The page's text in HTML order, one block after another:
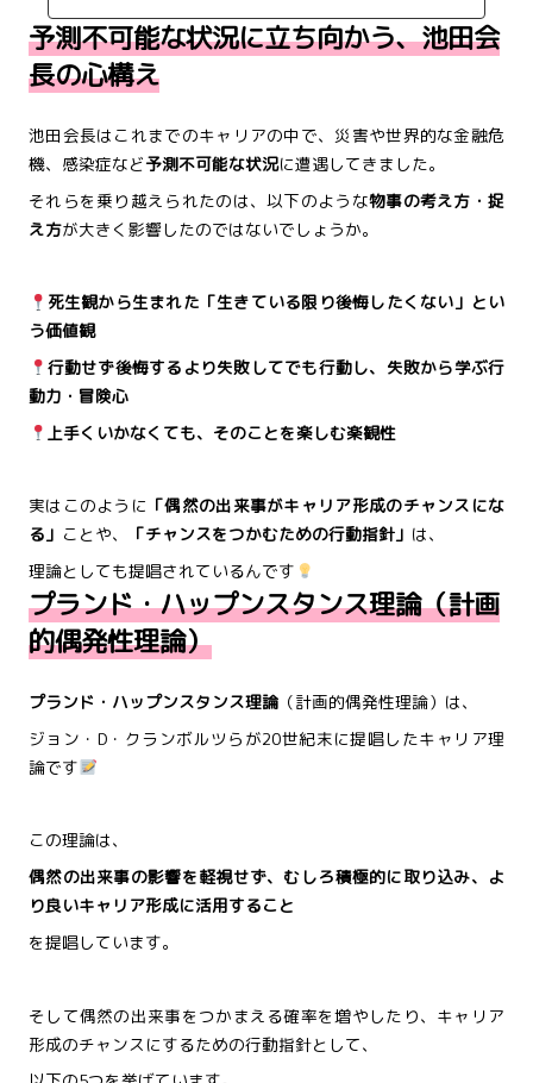
予測不可能な状況に立ち向かう、池田会
長の心構え
池田会長はこれまでのキャリアの中で、災害や世界的な金融危
機、感染症など予測不可能な状況に遭遇してきました。
それらを乗り越えられたのは、以下のような物事の考え方・捉
え方が大きく影響したのではないでしょうか。
死生観から生まれた「生きている限り後悔したくない」とい
う価値観
行動せず後悔するより失敗してでも行動し、失敗から学ぶ行
動力・冒険心
上手くいかなくても、そのことを楽しむ楽観性
実はこのように 「偶然の出来事がキャリア形成のチャンスにな
る」 ことや、 「チャンスをつかむための行動指針」 は、
理論としても提唱されているんです
プランド・ハップンスタンス理論（計画
的偶発性理論）
プランド・ハップンスタンス理論 （計画的偶発性理論）は、
ジョン・D・クランボルツらが20世紀末に提唱したキャリア理
論です
この理論は、
偶然の出来事の影響を軽視せず、むしろ積極的に取り込み、 よ
り良いキャリア形成に活用すること
を提唱しています。
そして偶然の出来事をつかまえる確率を増やしたり、キャリア
形成のチャンスにするための行動指針として、